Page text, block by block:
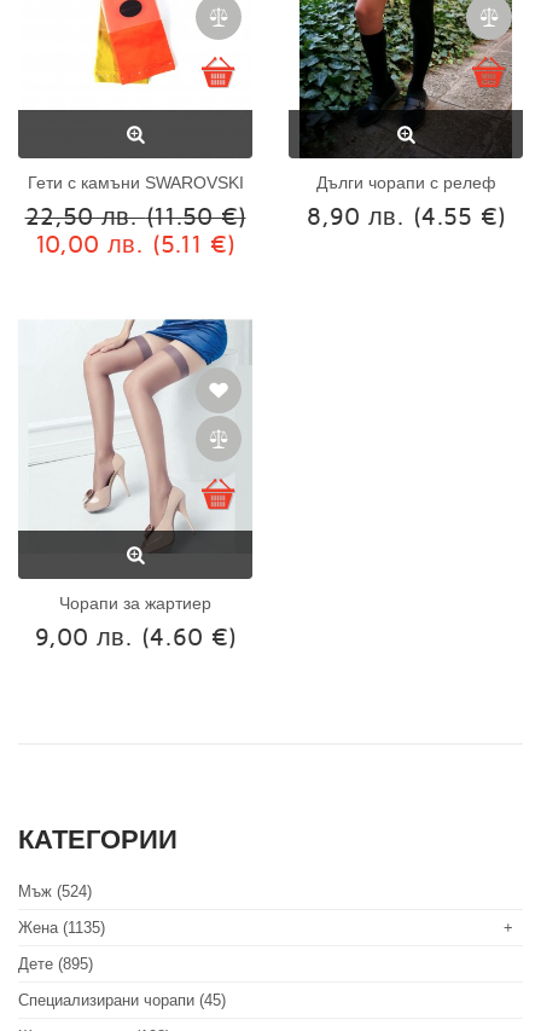
Гети с камъни SWAROVSKI
22,50 лв.(11.50 €)
10,00 лв. (5.11 €)
Дълги чорапи с релеф
8,90 лв. (4.55 €)
Чорапи за жартиер
9,00 лв. (4.60 €)
КАТЕГОРИИ
Мъж (524)
+
Жена (1135)
Дете (895)
Специализирани чорапи (45)